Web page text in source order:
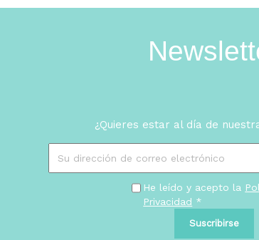
¿Quieres estar al día de
He leído y acepto la
Privacidad *